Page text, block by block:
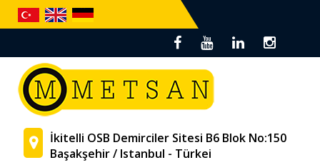
İkitelli OSB Demirciler Sitesi B6 Blok No:150
Başakşehir / Istanbul - Türkei